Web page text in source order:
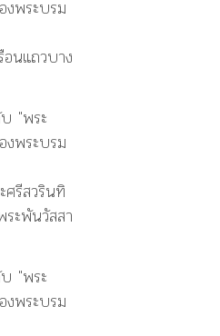
อนแถวบาง
ศรีสวรินทิ
ระพันวัสสา